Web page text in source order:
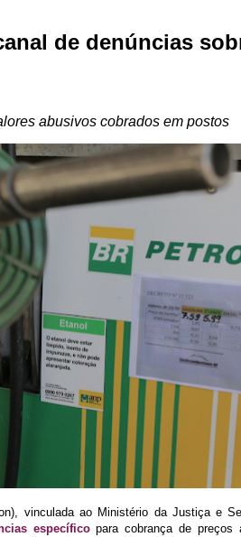
de denúncias
abusivos cobrados em postos
vinculada ao Ministério da Justiça e
específicopara cobrança de preços